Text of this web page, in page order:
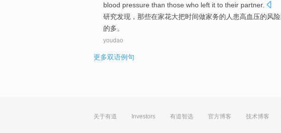
blood pressure than those who left it to their partner.
研究发现， 那些在家花大把时间做家务的 人患高血压的风险
的多。
youdao
更多双语例句
关于有道 Investors 有道智选 官方博客 技术博客